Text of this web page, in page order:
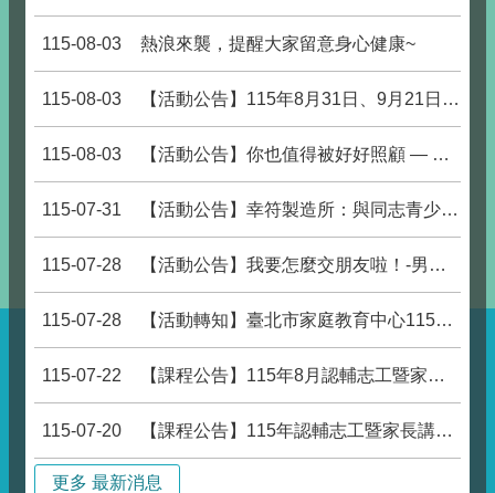
115-08-03 熱浪來襲，提醒大家留意身心健康~
115-08-03 【活動公告】115年8月31日、9月21日-職場心理韌性提升之精神疾患辨識
115-08-03 【活動公告】你也值得被好好照顧 — 給照顧者的支持團體
115-07-31 【活動公告】幸符製造所：與同志青少 年一起長大
115-07-28 【活動公告】我要怎麼交朋友啦！-男性交友困境與關係練習團體
115-07-28 【活動轉知】臺北市家庭教育中心115年親密互動我和你系列課程–幸福感情樂章，熱烈報名中。
115-07-22 【課程公告】115年8月認輔志工暨家長親職教育講座_想陪伴卻不知如何靠近? 認識憂鬱與陪伴技巧
115-07-20 【課程公告】115年認輔志工暨家長講座：談ADHD的就診與用藥迷思
更多 最新消息